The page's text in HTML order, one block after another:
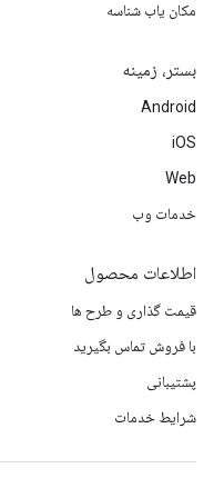
مکان یاب شناسه
بستر، زمینه
Android
iOS
Web
خدمات وب
اطلاعات محصول
قیمت گذاری و طرح ها
با فروش تماس بگیرید
پشتیبانی
شرایط خدمات